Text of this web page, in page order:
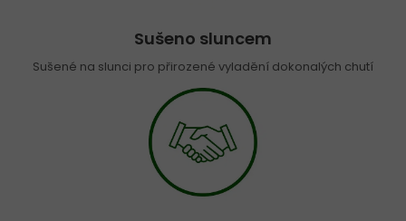
Sušeno sluncem
Sušené na slunci pro přirozené vyladění dokonalých chutí